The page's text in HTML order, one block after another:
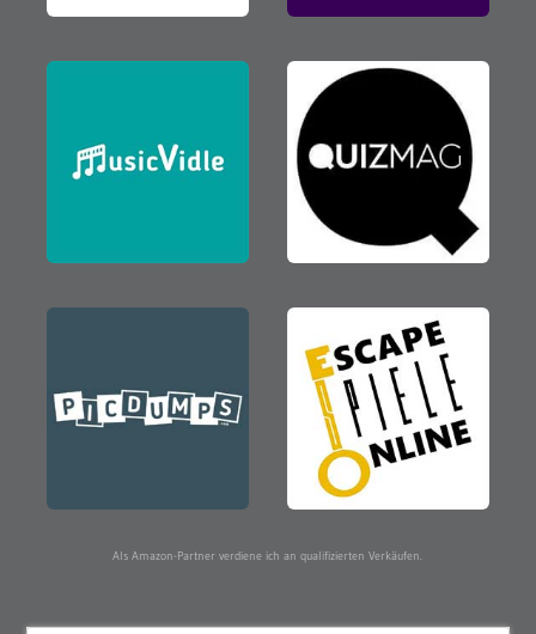
Als Amazon-Partner verdiene ich an qualifizierten Verkäufen.